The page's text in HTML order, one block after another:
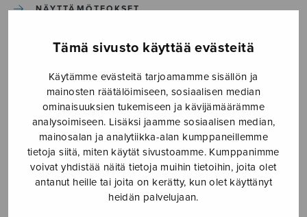
Tämä sivusto käyttää evästeitä
Käytämme evästeitä tarjoamamme sisällön ja
mainosten räätälöimiseen, sosiaalisen median
ominaisuuksien tukemiseen ja kävijämäärämme
analysoimiseen. Lisäksi jaamme sosiaalisen median,
mainosalan ja analytiikka-alan kumppaneillemme
tietoja siitä, miten käytät sivustoamme. Kumppanimme
voivat yhdistää näitä tietoja muihin tietoihin, joita olet
antanut heille tai joita on kerätty, kun olet käyttänyt
heidän palvelujaan.
NÄYTTÄMÖTEOKSET
SEKAKUORO
SOITINKOULUT JA OPPAAT
SOITINMUSIIKKI
YKSINLAULU